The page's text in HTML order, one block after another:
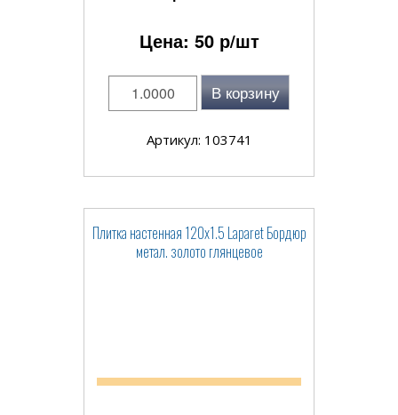
Цена: 50р/шт
В корзину
Артикул: 103741
Плитка настенная 120x1.5 Laparet Бордюр
метал. золото глянцевое